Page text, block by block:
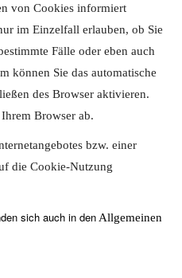
von Cookies informiert
im Einzelfall erlauben, ob Sie
Fälle oder eben auch
können Sie das automatische
des Browser aktivieren.
Browser ab.
bzw. einer
die Cookie-Nutzung
sich auch in den Allgemeinen